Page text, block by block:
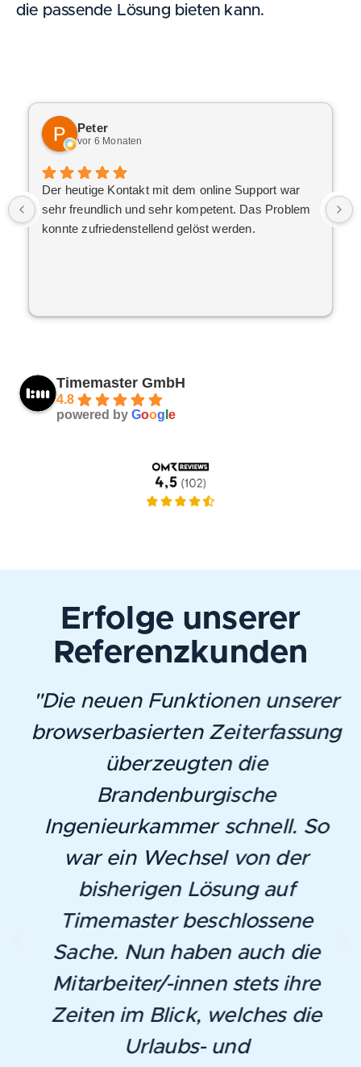
die passende Lösung bieten kann.
Peter
vor 6 Monaten
Der heutige Kontakt mit dem online Support war
sehr freundlich und sehr kompetent. Das Problem
konnte zufriedenstellend gelöst werden.
Timemaster GmbH
4.8
powered by Goog e
Erfolge unserer
Referenzkunden
"Die neuen Funktionen unserer
browserbasierten Zeiterfassung
überzeugten die
Brandenburgische
Ingenieurkammer schnell. So
war ein Wechsel von der
bisherigen Lösung auf
Timemaster beschlossene
Sache. Nun haben auch die
Mitarbeiter/-innen stets ihre
Zeiten im Blick, welches die
Urlaubs- und